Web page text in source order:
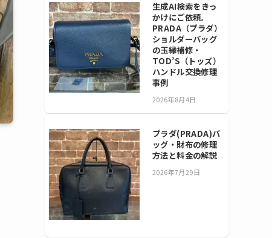
生成AI検索をきっ
かけにご依頼。
PRADA（プラダ）
ショルダーバッグ
の玉縁補修・
TOD’S（トッズ）
ハンドル交換修理
事例
2026年8月4日
プラダ(PRADA)バ
ッグ・財布の修理
方法と料金の解説
2026年7月29日